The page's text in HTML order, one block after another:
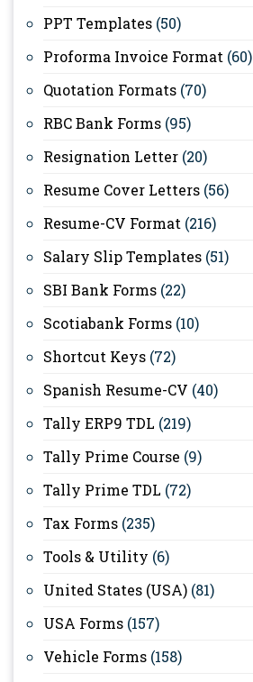
PPT Templates (50)
Proforma Invoice Format (60)
Quotation Formats (70)
RBC Bank Forms (95)
Resignation Letter (20)
Resume Cover Letters (56)
Resume-CV Format (216)
Salary Slip Templates (51)
SBI Bank Forms (22)
Scotiabank Forms (10)
Shortcut Keys (72)
Spanish Resume-CV (40)
Tally ERP9 TDL (219)
Tally Prime Course (9)
Tally Prime TDL (72)
Tax Forms (235)
Tools & Utility (6)
United States (USA) (81)
USA Forms (157)
Vehicle Forms (158)